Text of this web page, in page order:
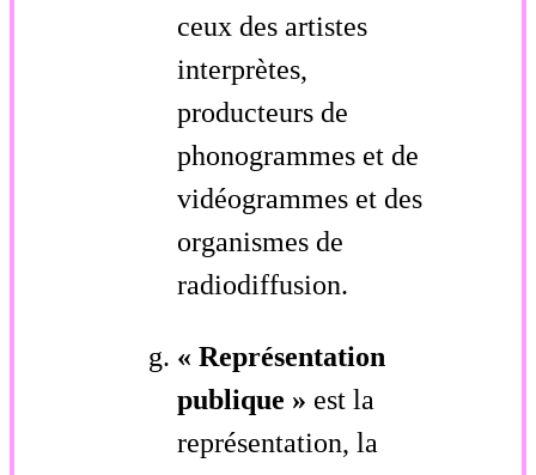
ceux des artistes
interprètes,
producteurs de
phonogrammes et de
vidéogrammes et des
organismes de
radiodiffusion.
« Représentation
publique » est la
représentation, la